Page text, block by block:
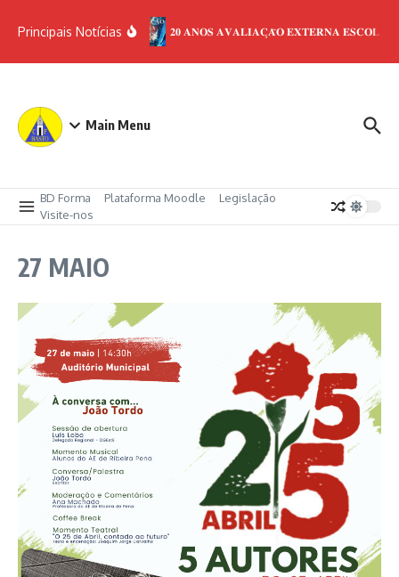
Principais Notícias
𝟐𝟎 𝐀𝐍𝐎𝐒 𝐀𝐕𝐀𝐋𝐈𝐀𝐂̧𝐀̃𝐎 𝐄𝐗𝐓𝐄𝐑𝐍𝐀 𝐄𝐒𝐂𝐎𝐋𝐀𝐒
Main Menu
BD Forma Plataforma Moodle
Legislação
Visite-nos
27 MAIO